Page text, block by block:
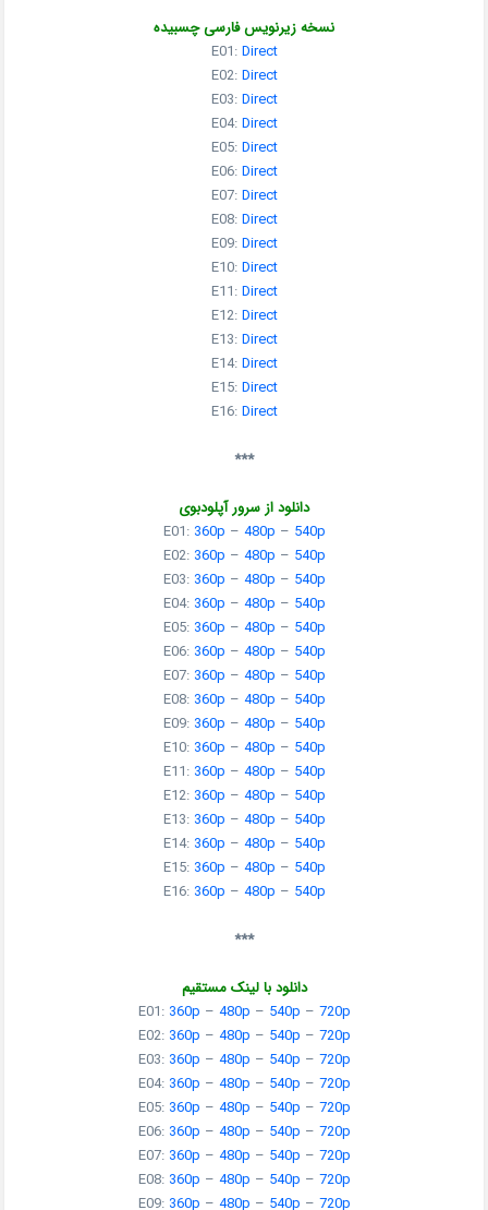
نسخه زیرنویس فارسی چسبیده
E01:Direct
E02:Direct
E03:Direct
E04:Direct
E05:Direct
E06:Direct
E07:Direct
E08:Direct
E09:Direct
E10:Direct
E11:Direct
E12:Direct
E13:Direct
E14:Direct
E15:Direct
E16:Direct
***
دانلود از سرور آپلودبوی
E01: 360p – 480p – 540p
E02: 360p – 480p – 540p
E03: 360p – 480p – 540p
E04: 360p – 480p – 540p
E05: 360p – 480p – 540p
E06: 360p – 480p – 540p
E07: 360p – 480p – 540p
E08: 360p – 480p – 540p
E09: 360p – 480p – 540p
E10: 360p – 480p – 540p
E11: 360p – 480p – 540p
E12: 360p – 480p – 540p
E13: 360p – 480p – 540p
E14: 360p – 480p – 540p
E15: 360p – 480p – 540p
E16: 360p – 480p – 540p
***
دانلود با لینک مستقیم
E01: 360p – 480p – 540p – 720p
E02: 360p – 480p – 540p – 720p
E03: 360p – 480p – 540p – 720p
E04: 360p – 480p – 540p – 720p
E05: 360p – 480p – 540p – 720p
E06: 360p – 480p – 540p – 720p
E07: 360p – 480p – 540p – 720p
E08: 360p – 480p – 540p – 720p
E09: 360p – 480p – 540p – 720p